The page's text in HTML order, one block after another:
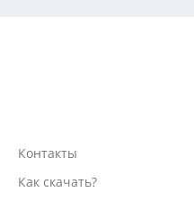
Контакты
Как скачать?